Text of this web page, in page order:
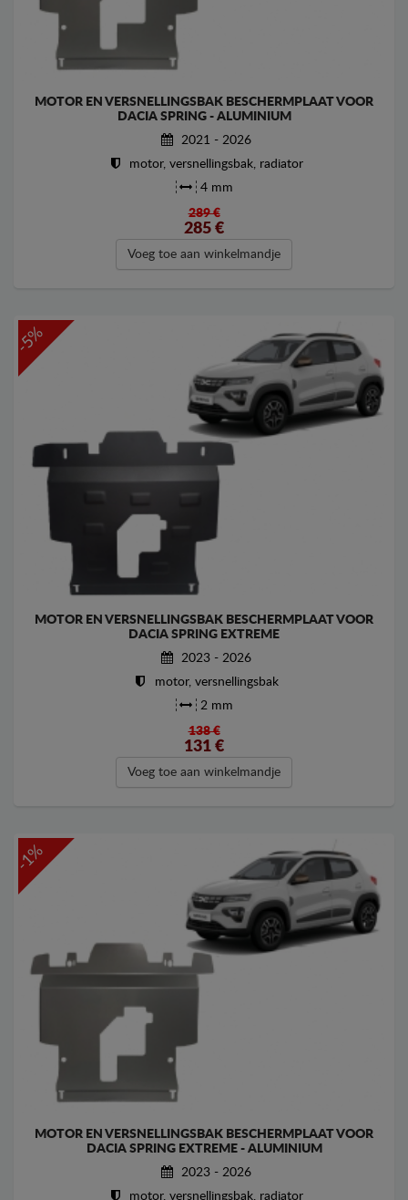
MOTOR EN VERSNELLINGSBAK BESCHERMPLAAT VOOR
DACIA SPRING - ALUMINIUM
2021 - 2026
motor, versnellingsbak, radiator
4 mm
289 €
285 €
Voeg toe aan winkelmandje
-5%
MOTOR EN VERSNELLINGSBAK BESCHERMPLAAT VOOR
DACIA SPRING EXTREME
2023 - 2026
motor, versnellingsbak
2 mm
138 €
131 €
Voeg toe aan winkelmandje
-1%
MOTOR EN VERSNELLINGSBAK BESCHERMPLAAT VOOR
DACIA SPRING EXTREME - ALUMINIUM
2023 - 2026
motor, versnellingsbak, radiator